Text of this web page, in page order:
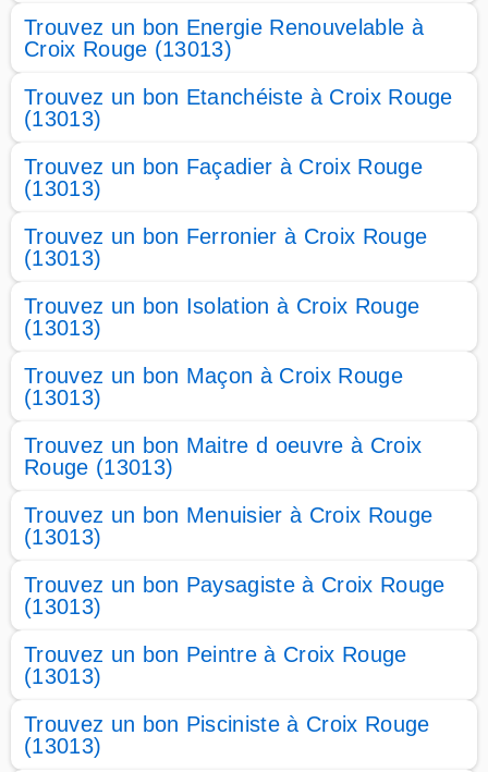
Trouvez un bon Energie Renouvelable à
Croix Rouge (13013)
Trouvez un bon Etanchéiste à Croix Rouge
(13013)
Trouvez un bon Façadier à Croix Rouge
(13013)
Trouvez un bon Ferronier à Croix Rouge
(13013)
Trouvez un bon Isolation à Croix Rouge
(13013)
Trouvez un bon Maçon à Croix Rouge
(13013)
Trouvez un bon Maitre d oeuvre à Croix
Rouge (13013)
Trouvez un bon Menuisier à Croix Rouge
(13013)
Trouvez un bon Paysagiste à Croix Rouge
(13013)
Trouvez un bon Peintre à Croix Rouge
(13013)
Trouvez un bon Pisciniste à Croix Rouge
(13013)